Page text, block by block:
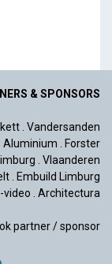
& SPONSORS
Vandersanden
Aluminium
Forster
Vlaanderen
Embuild Limburg
video
Architectura
partner / sponsor